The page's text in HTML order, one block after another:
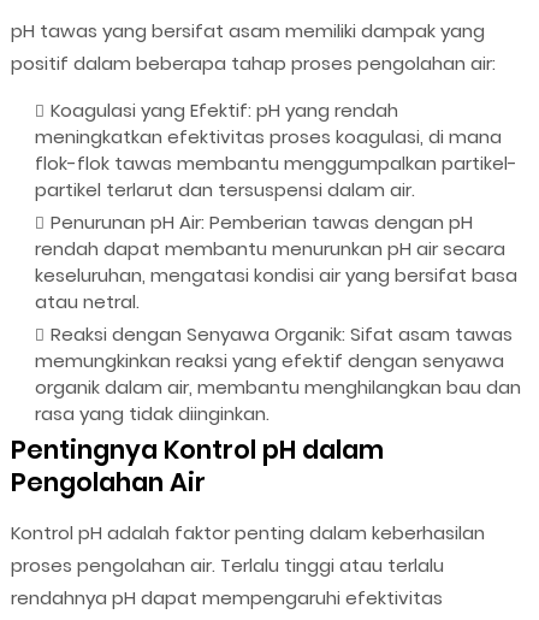
pH tawas yang bersifat asam memiliki dampak yang
positif dalam beberapa tahap proses pengolahan air:
Koagulasi yang Efektif: pH yang rendah
meningkatkan efektivitas proses koagulasi, di mana
flok-flok tawas membantu menggumpalkan partikel-
partikel terlarut dan tersuspensi dalam air.
Penurunan pH Air: Pemberian tawas dengan pH
rendah dapat membantu menurunkan pH air secara
keseluruhan, mengatasi kondisi air yang bersifat basa
atau netral.
Reaksi dengan Senyawa Organik: Sifat asam tawas
memungkinkan reaksi yang efektif dengan senyawa
organik dalam air, membantu menghilangkan bau dan
rasa yang tidak diinginkan.
Pentingnya Kontrol pH dalam
Pengolahan Air
Kontrol pH adalah faktor penting dalam keberhasilan
proses pengolahan air. Terlalu tinggi atau terlalu
rendahnya pH dapat mempengaruhi efektivitas